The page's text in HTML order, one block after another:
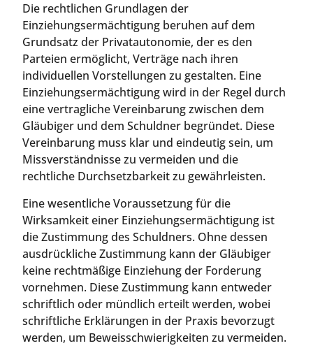
Die rechtlichen Grundlagen der
Einziehungsermächtigung beruhen auf dem
Grundsatz der Privatautonomie, der es den
Parteien ermöglicht, Verträge nach ihren
individuellen Vorstellungen zu gestalten. Eine
Einziehungsermächtigung wird in der Regel durch
eine vertragliche Vereinbarung zwischen dem
Gläubiger und dem Schuldner begründet. Diese
Vereinbarung muss klar und eindeutig sein, um
Missverständnisse zu vermeiden und die
rechtliche Durchsetzbarkeit zu gewährleisten.
Eine wesentliche Voraussetzung für die
Wirksamkeit einer Einziehungsermächtigung ist
die Zustimmung des Schuldners. Ohne dessen
ausdrückliche Zustimmung kann der Gläubiger
keine rechtmäßige Einziehung der Forderung
vornehmen. Diese Zustimmung kann entweder
schriftlich oder mündlich erteilt werden, wobei
schriftliche Erklärungen in der Praxis bevorzugt
werden, um Beweisschwierigkeiten zu vermeiden.